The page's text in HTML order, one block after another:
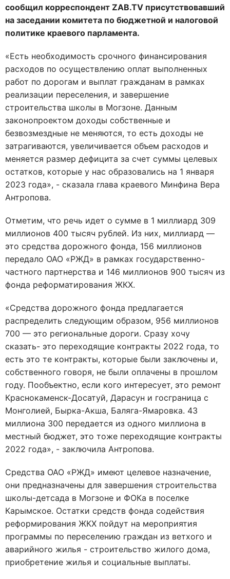
сообщил корреспондент ZAB.TV присутствовавший
на заседании комитета по бюджетной и налоговой
политике краевого парламента.
«Есть необходимость срочного финансирования
расходов по осуществлению оплат выполненных
работ по дорогам и выплат гражданам в рамках
реализации переселения, и завершение
строительства школы в Могзоне. Данным
законопроектом доходы собственные и
безвозмездные не меняются, то есть доходы не
затрагиваются, увеличивается объем расходов и
меняется размер дефицита за счет суммы целевых
остатков, которые у нас образовались на 1 января
2023 года», - сказала глава краевого Минфина Вера
Антропова.
Отметим, что речь идет о сумме в 1 миллиард 309
миллионов 400 тысяч рублей. Из них, миллиард —
это средства дорожного фонда, 156 миллионов
передало ОАО «РЖД» в рамках государственно-
частного партнерства и 146 миллионов 900 тысяч из
фонда реформатирования ЖКХ.
«Средства дорожного фонда предлагается
распределить следующим образом, 956 миллионов
700 — это региональные дороги. Сразу хочу
сказать- это переходящие контракты 2022 года, то
есть это те контракты, которые были заключены и,
собственного говоря, не были оплачены в прошлом
году. Пообъектно, если кого интересует, это ремонт
Краснокаменск-Досатуй, Дарасун и госграница с
Монголией, Бырка-Акша, Баляга-Ямаровка. 43
миллиона 300 передается из одного миллиона в
местный бюджет, это тоже переходящие контракты
2022 года», - заключила Антропова.
Средства ОАО «РЖД» имеют целевое назначение,
они предназначены для завершения строительства
школы-детсада в Могзоне и ФОКа в поселке
Карымское. Остатки средств фонда содействия
реформирования ЖКХ пойдут на мероприятия
программы по переселению граждан из ветхого и
аварийного жилья - строительство жилого дома,
приобретение жилья и социальные выплаты.